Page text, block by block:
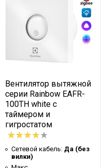
Квадратная
Да
Да
14.6
Вентилятор вытяжной
серии Rainbow EAFR-
100TH white с
таймером и
гигростатом
Сетевой кабель: Да (без
вилки)